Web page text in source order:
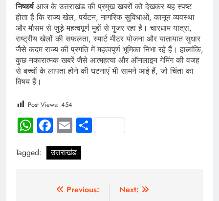
निष्कर्षआज के उत्तराखंड की प्रमुख खबरों को देखकर यह स्पष्ट
होता है कि राज्य खेल, पर्यटन, नागरिक सुविधाओं, कानून व्यवस्था
और मौसम से जुड़े महत्वपूर्ण मुद्दों से गुजर रहा है। चारधाम यात्रा,
राष्ट्रीय खेलों की सफलता, स्मार्ट मीटर योजना और यातायात सुधार
जैसे कदम राज्य की प्रगति में महत्वपूर्ण भूमिका निभा रहे हैं। हालांकि,
कुछ नकारात्मक खबरें जैसे आत्महत्या और ऑनलाइन गेमिंग की वजह
से बच्चों के लापता होने की घटनाएं भी सामने आई हैं, जो चिंता का
विषय हैं।
Post Views: 454
WhatsApp
Facebook
EmailShare
Tagged: उत्तराखंड
Previous:
Next: